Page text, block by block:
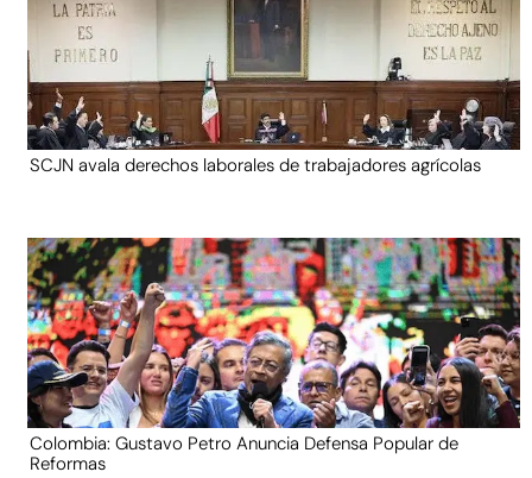
SCJN avala derechos laborales de trabajadores agrícolas
Colombia: Gustavo Petro Anuncia Defensa Popular de
Reformas